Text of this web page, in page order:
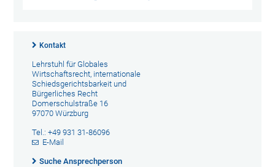
Kontakt
Lehrstuhl für Globales
Wirtschaftsrecht, internationale
Schiedsgerichtsbarkeit und
Bürgerliches Recht
Domerschulstraße 16
97070 Würzburg
Tel.: +49 931 31-86096
E-Mail
Suche Ansprechperson